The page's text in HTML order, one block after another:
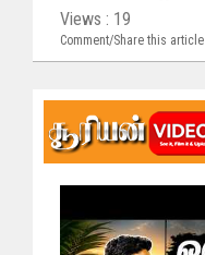
Views : 19
Comment/Share this article